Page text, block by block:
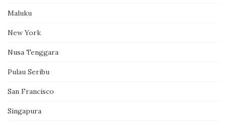
Maluku
New York
Nusa Tenggara
Pulau Seribu
San Francisco
Singapura